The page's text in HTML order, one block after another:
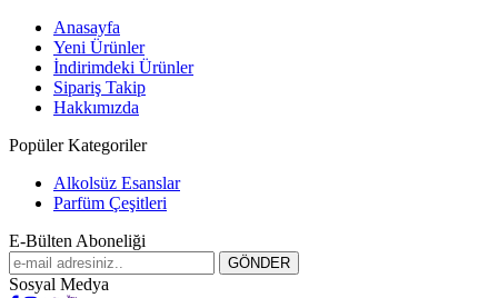
Anasayfa
Yeni Ürünler
İndirimdeki Ürünler
Sipariş Takip
Hakkımızda
Popüler Kategoriler
Alkolsüz Esanslar
Parfüm Çeşitleri
E-Bülten Aboneliği
Sosyal Medya